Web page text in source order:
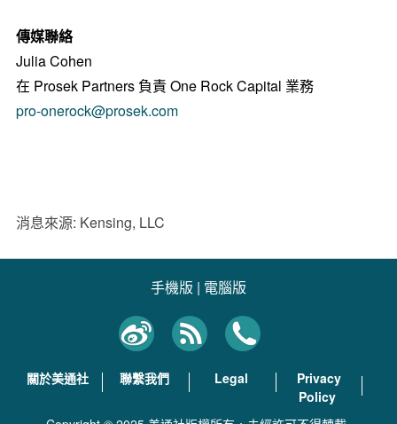
傳媒聯絡
Julia Cohen
在 Prosek Partners 負責 One Rock Capital 業務
pro-onerock@prosek.com
消息來源: Kensing, LLC
手機版 | 電腦版
關於美通社 聯繫我們 Legal
Privacy
Policy